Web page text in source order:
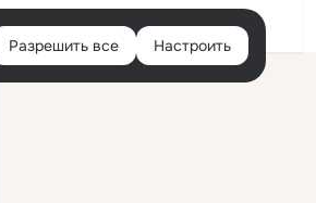
Войти
Разрешить все Настроить